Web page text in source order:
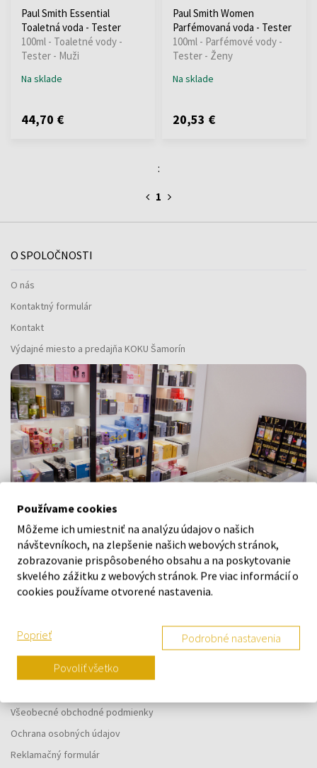
Paul Smith Essential
Toaletná voda - Tester
100ml - Toaletné vody -
Tester - Muži
Na sklade
44,70 €
Paul Smith Women
Parfémovaná voda - Tester
100ml - Parfémové vody -
Tester - Ženy
Na sklade
20,53 €
:
1
O SPOLOČNOSTI
O nás
Kontaktný formulár
Kontakt
Výdajné miesto a predajňa KOKU Šamorín
Navštívte našu predajňu v Šamoríne
Po - Pi: 8:00 - 16:00
VŠETKO O NÁKUPE
Všeobecné obchodné podmienky
Ochrana osobných údajov
Reklamačný formulár
Používame cookies
Môžeme ich umiestniť na analýzu údajov o našich
návštevníkoch, na zlepšenie našich webových stránok,
zobrazovanie prispôsobeného obsahu a na poskytovanie
skvelého zážitku z webových stránok. Pre viac informácií o
cookies používame otvorené nastavenia.
Poprieť Podrobné nastavenia
Povoliť všetko